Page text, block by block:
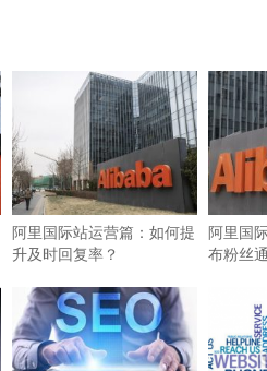
阿里国际站运营篇：如何提
升及时回复率？
阿里国
布粉丝